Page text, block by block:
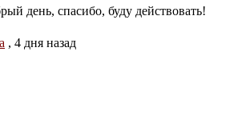
день, спасибо, буду действовать!
, 4 дня назад